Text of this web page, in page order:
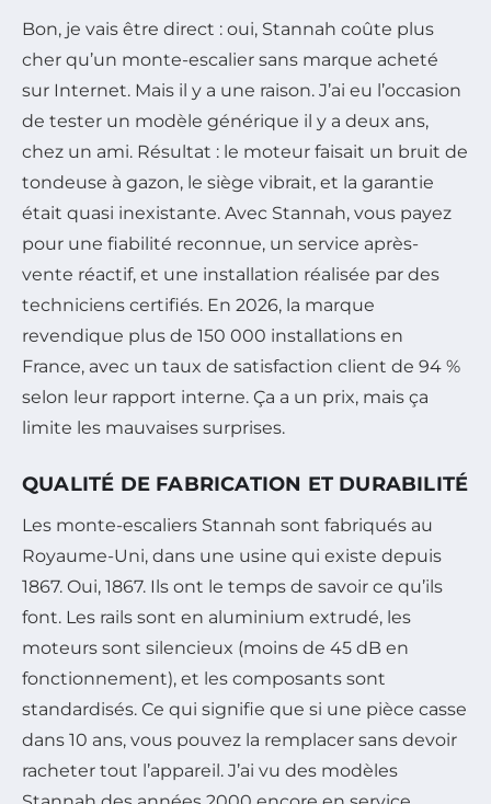
Bon, je vais être direct : oui, Stannah coûte plus
cher qu’un monte-escalier sans marque acheté
sur Internet. Mais il y a une raison. J’ai eu l’occasion
de tester un modèle générique il y a deux ans,
chez un ami. Résultat : le moteur faisait un bruit de
tondeuse à gazon, le siège vibrait, et la garantie
était quasi inexistante. Avec Stannah, vous payez
pour une fiabilité reconnue, un service après-
vente réactif, et une installation réalisée par des
techniciens certifiés. En 2026, la marque
revendique plus de 150 000 installations en
France, avec un taux de satisfaction client de 94 %
selon leur rapport interne. Ça a un prix, mais ça
limite les mauvaises surprises.
QUALITÉ DE FABRICATION ET DURABILITÉ
Les monte-escaliers Stannah sont fabriqués au
Royaume-Uni, dans une usine qui existe depuis
1867. Oui, 1867. Ils ont le temps de savoir ce qu’ils
font. Les rails sont en aluminium extrudé, les
moteurs sont silencieux (moins de 45 dB en
fonctionnement), et les composants sont
standardisés. Ce qui signifie que si une pièce casse
dans 10 ans, vous pouvez la remplacer sans devoir
racheter tout l’appareil. J’ai vu des modèles